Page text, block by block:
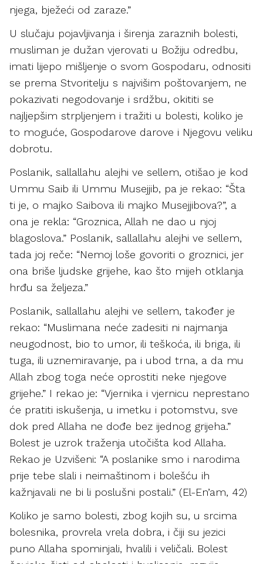
njega, bježeći od zaraze.”
U slučaju pojavljivanja i širenja zaraznih bolesti,
musliman je dužan vjerovati u Božiju odredbu,
imati lijepo mišljenje o svom Gospodaru, odnositi
se prema Stvoritelju s najvišim poštovanjem, ne
pokazivati negodovanje i srdžbu, okititi se
najljepšim strpljenjem i tražiti u bolesti, koliko je
to moguće, Gospodarove darove i Njegovu veliku
dobrotu.
Poslanik, sallallahu alejhi ve sellem, otišao je kod
Ummu Saib ili Ummu Musejjib, pa je rekao: “Šta
ti je, o majko Saibova ili majko Musejjibova?”, a
ona je rekla: “Groznica, Allah ne dao u njoj
blagoslova.” Poslanik, sallallahu alejhi ve sellem,
tada joj reče: “Nemoj loše govoriti o groznici, jer
ona briše ljudske grijehe, kao što mijeh otklanja
hrđu sa željeza.”
Poslanik, sallallahu alejhi ve sellem, također je
rekao: “Muslimana neće zadesiti ni najmanja
neugodnost, bio to umor, ili teškoća, ili briga, ili
tuga, ili uznemiravanje, pa i ubod trna, a da mu
Allah zbog toga neće oprostiti neke njegove
grijehe.” I rekao je: “Vjernika i vjernicu neprestano
će pratiti iskušenja, u imetku i potomstvu, sve
dok pred Allaha ne dođe bez ijednog grijeha.”
Bolest je uzrok traženja utočišta kod Allaha.
Rekao je Uzvišeni: “A poslanike smo i narodima
prije tebe slali i neimaštinom i bolešću ih
kažnjavali ne bi li poslušni postali.” (El-En’am, 42)
Koliko je samo bolesti, zbog kojih su, u srcima
bolesnika, provrela vrela dobra, i čiji su jezici
puno Allaha spominjali, hvalili i veličali. Bolest